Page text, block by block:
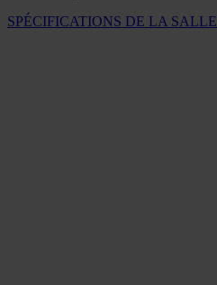
SPÉCIFICATIONS DE LA SALLE